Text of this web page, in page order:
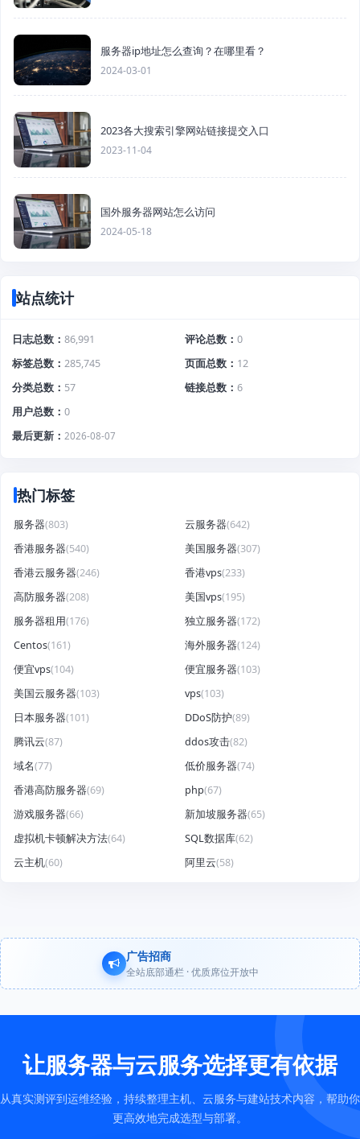
服务器ip地址怎么查询？在哪里看？
2024-03-01
2023各大搜索引擎网站链接提交入口
2023-11-04
国外服务器网站怎么访问
2024-05-18
站点统计
日志总数 86,991 评论总数
0
标签总数
285,745 页面总数
12
分类总数
57 链接总数
6
用户总数
0
最后更新
2026-08-07
热门标签
服务器(803) 云服务器(642)
香港服务器(540) 美国服务器(307)
香港云服务器(246) 香港vps(233)
高防服务器(208) 美国vps(195)
服务器租用(176) 独立服务器(172)
Centos(161) 海外服务器(124)
便宜vps(104) 便宜服务器(103)
美国云服务器(103) vps(103)
日本服务器(101) DDoS防护(89)
腾讯云(87) ddos攻击(82)
域名(77) 低价服务器(74)
香港高防服务器(69) php(67)
游戏服务器(66) 新加坡服务器(65)
虚拟机卡顿解决方法(64) SQL数据库(62)
云主机(60) 阿里云(58)
广告招商
全站底部通栏 · 优质席位开放中
让服务器与云服务选择更有依据
从真实测评到运维经验，持续整理主机、云服务与建站技术内容，帮助你
更高效地完成选型与部署。